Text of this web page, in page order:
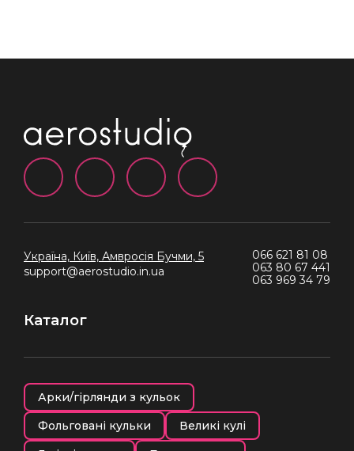
Україна, Київ, Амвросія Бучми, 5
support@aerostudio.in.ua
066 621 81 08
063 80 67 441
063 969 34 79
Каталог
Арки/гірлянди з кульок
Фольговані кульки
Великі кулі